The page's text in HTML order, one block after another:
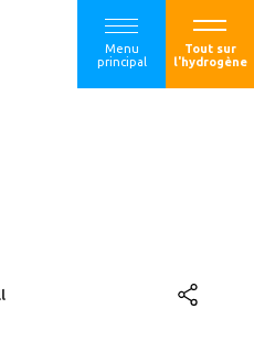
Menu
principal
Tout sur
l'hydrogène